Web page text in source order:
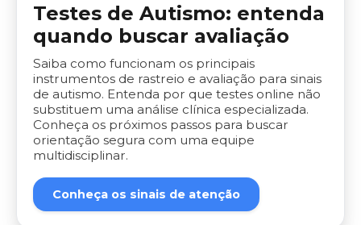
Testes de Autismo: entenda
quando buscar avaliação
Saiba como funcionam os principais
instrumentos de rastreio e avaliação para sinais
de autismo. Entenda por que testes online não
substituem uma análise clínica especializada.
Conheça os próximos passos para buscar
orientação segura com uma equipe
multidisciplinar.
Conheça os sinais de atenção